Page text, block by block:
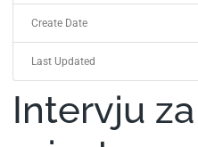
Create Date
Last Updated
Intervju